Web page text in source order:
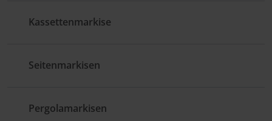
Kassettenmarkise
Seitenmarkisen
Pergolamarkisen